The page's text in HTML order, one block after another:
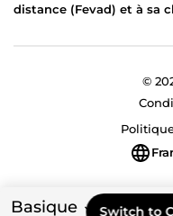
Basique Switch to
distance (Fevad) et à sa
©